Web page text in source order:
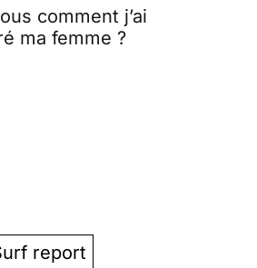
comment j’ai
ma femme ?
report